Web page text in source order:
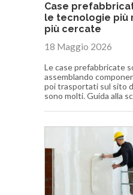
Case
le tecnologie più
più cercate
18 Maggio 2026
Le case prefabbricate
assemblando
poi trasportati sul sito
sono molti. Guida alla